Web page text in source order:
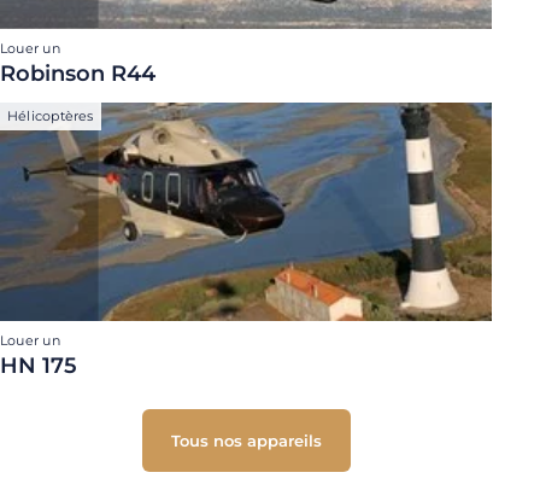
Louer un
Robinson R44
Hélicoptères
Louer un
HN 175
Tous nos appareils